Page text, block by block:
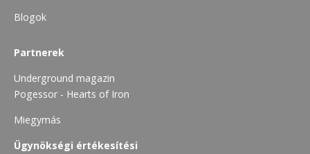
Blogok
Partnerek
Underground magazin
Pogessor - Hearts of Iron
Miegymás
Ügynökségi értékesítési